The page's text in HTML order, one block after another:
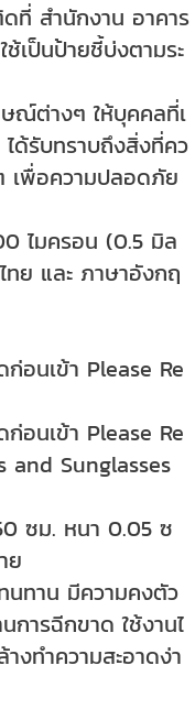
ที่ สำนักงาน อาคาร
ช้เป็นป้ายชี้บ่งตามระ
ณ์ต่างๆ ให้บุคคลที่เ
ด้รับทราบถึงสิ่งที่คว
เพื่อความปลอดภัย
ไมครอน (0.5 มิล
ย และ ภาษาอังกฤ
อนเข้า Please Re
อนเข้า Please Re
and Sunglasses
ซม. หนา 0.05 ซ
ย
ทาน มีความคงตัว
การฉีกขาด ใช้งานไ
งทำความสะอาดง่า